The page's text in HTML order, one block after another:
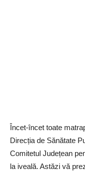
Încet-încet toate
Direcția de Sănătate
Comitetul Județean
la iveală. Astăzi vă